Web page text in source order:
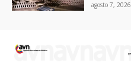
agosto 7, 2026